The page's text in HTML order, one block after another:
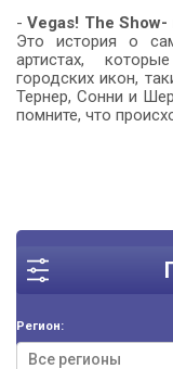
Регион:
-Vegas! The Show-
Это история о
артистах,
городских икон,
Тернер, Сонни и
помните, что